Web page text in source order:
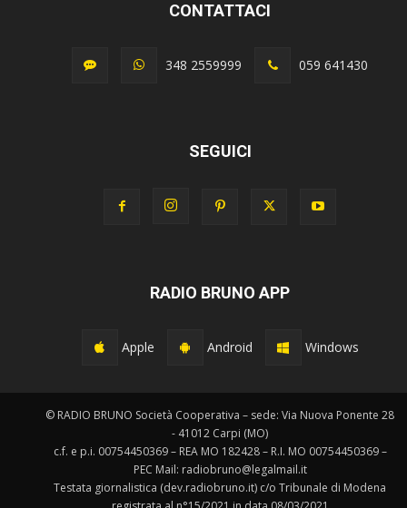
CONTATTACI
348 2559999 059 641430
SEGUICI
RADIO BRUNO APP
Apple Android Windows
© RADIO BRUNO Società Cooperativa – sede: Via Nuova Ponente 28
- 41012 Carpi (MO)
c.f. e p.i. 00754450369 – REA MO 182428 – R.I. MO 00754450369 –
PEC Mail: radiobruno@legalmail.it
Testata giornalistica (dev.radiobruno.it) c/o Tribunale di Modena